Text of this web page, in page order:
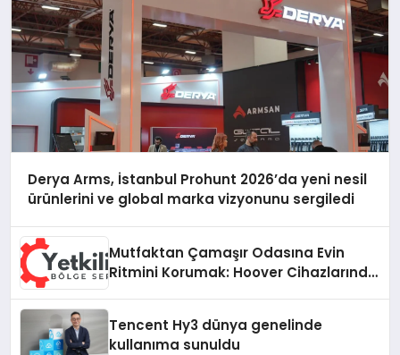
Derya Arms, İstanbul Prohunt 2026’da yeni nesil
ürünlerini ve global marka vizyonunu sergiledi
Mutfaktan Çamaşır Odasına Evin
Ritmini Korumak: Hoover Cihazlarında
Tencent Hy3 dünya genelinde
kullanıma sunuldu